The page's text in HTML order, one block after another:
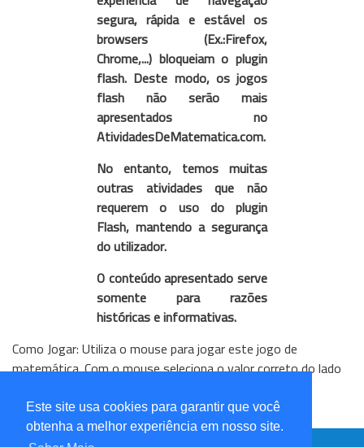
Este site usa cookies para garantir que você
obtenha a melhor experiência em nosso site.
segura, rápida e estável os
browsers (Ex.:Firefox,
Chrome,...) bloqueiam o plugin
flash. Deste modo, os jogos
flash não serão mais
apresentados no
AtividadesDeMatematica.com.
No entanto, temos muitas
outras atividades que não
requerem o uso do plugin
Flash, mantendo a segurança
do utilizador.
O conteúdo apresentado serve
somente para razões
históricas e informativas.
Como Jogar: Utiliza o mouse para jogar este jogo de
matemática. Com o mouse seleciona o valor correto do lado
Votar no Jogo da Borboleta:
AtividadesDeMatematica.com